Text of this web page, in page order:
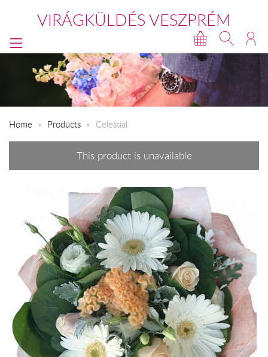
VIRÁGKÜLDÉS VESZPRÉM
Home Products Celestial
This product is unavailable